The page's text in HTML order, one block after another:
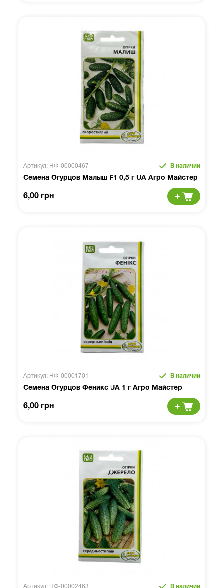
Артикул: НФ-00000467 В наличии
Семена Огурцов Малыш F1 0,5 г UA Агро Майстер
6,00 грн
Артикул: НФ-00001701 В наличии
Семена Огурцов Феникс UA 1 г Агро Майстер
6,00 грн
Артикул: НФ-00002463 В наличии